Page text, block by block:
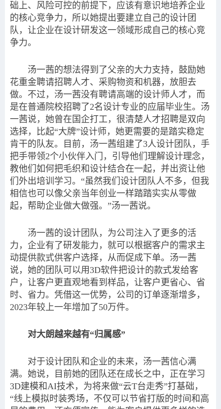
础上、风险可控的前提下，应该有意识地培养企业
的核心竞争力，所以她提出要建立自己的设计团
队，让企业在设计研发这一领域形成自己的核心竞
争力。
汤一茜的想法得到了父亲的大力支持，鼓励她
花重金聘请招聘人才、采购物资和机器，放胆去
做。不过，汤一茜没有聘请高端的设计师人才，而
是在普通院校招聘了2名设计专业的应届毕业生。汤
一茜说，她曾在国企打工，很清楚人才招聘是双向
选择，比起“大牌”设计师，她更需要的是踏实稳定
肯干的队友。目前，汤一茜组建了3人设计团队，手
把手带领2个小伙伴入门，引导他们理解设计理念，
教他们如何把毛织和设计结合在一起，并出资让他
们外出培训学习。“虽然我们设计团队人不多，但我
相信也可以像父亲当年创业一样踏踏实实从零做
起，帮助企业做大做强。”汤一茜说。
汤一茜的设计团队，为公司注入了更多的活
力，企业有了研发能力，就可以根据客户的需求主
动提供款式供客户选择，从而促成下单。汤一茜
说，她的团队可以用3D软件把设计的款式发给客
户，让客户更直观地看到样品，让客户更省心、省
时、省力。凭借这一优势，公司的订单逐渐增多，
2023年较上一年增加了50万件。
对大朗越来越有“归属感”
对于设计团队和企业的未来，汤一茜信心满
满。她说，目前她的团队还在成长之中，正在学习
3D建模和AI技术，为将来做“云T台走秀”打基础，
“线上模拟时装秀场，不仅可以节省打版的时间和高